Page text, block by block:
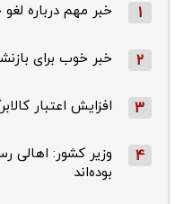
1 خبر مهم درباره
2 خبر خوب برای
3 افزایش اعتبار
4
وزیر کشور: اهالی
بوده‌اند